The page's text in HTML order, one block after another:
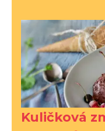
Kuličková